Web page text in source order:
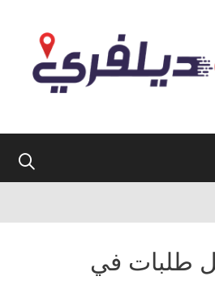
طلبات في